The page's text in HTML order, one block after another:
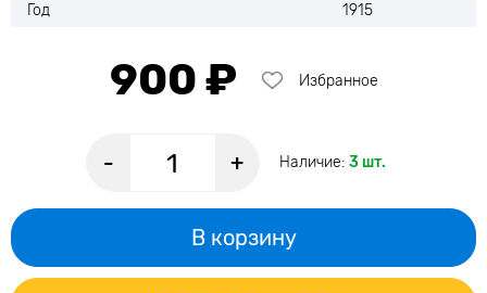
Год
1915
900 ₽ Избранное
- + Наличие: 3 шт.
В корзину